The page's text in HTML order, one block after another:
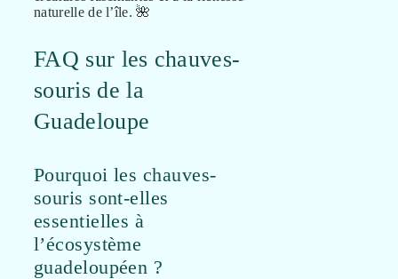
naturelle de l’île. 🌺
FAQ sur les chauves-
souris de la
Guadeloupe
Pourquoi les chauves-
souris sont-elles
essentielles à
l’écosystème
guadeloupéen ?